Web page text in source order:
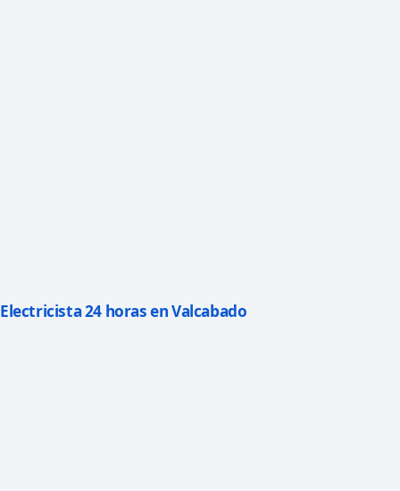
Electricista 24 horas en Valcabado